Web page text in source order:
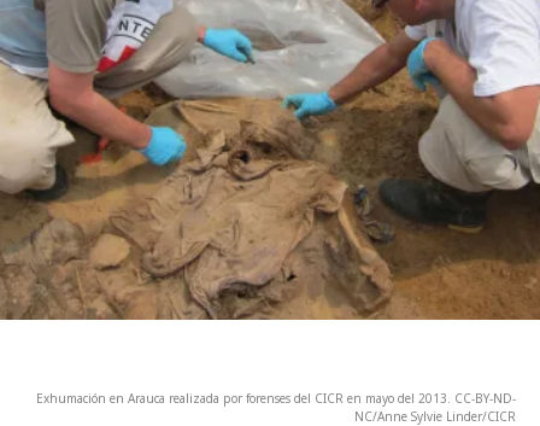
Exhumación en Arauca realizada por forenses del CICR en mayo del 2013. CC-BY-ND-
NC/Anne Sylvie Linder/CICR